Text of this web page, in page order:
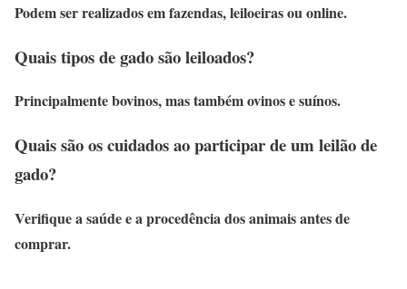
Podem ser realizados em fazendas, leiloeiras ou online.
Quais tipos de gado são leiloados?
Principalmente bovinos, mas também ovinos e suínos.
Quais são os cuidados ao participar de um leilão de
gado?
Verifique a saúde e a procedência dos animais antes de
comprar.